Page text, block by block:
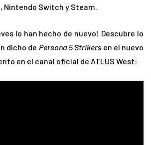
Nintendo Switch y Steam.
lo han hecho de nuevo! Descubre lo
dicho de Persona 5 Strikersen el nuevo
en el canal oficial de ATLUS West: